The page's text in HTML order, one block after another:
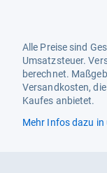
Alle Preise sind
Umsatzsteuer.
berechnet.
Versandkosten,
Kaufes anbietet.
Mehr Infos dazu in